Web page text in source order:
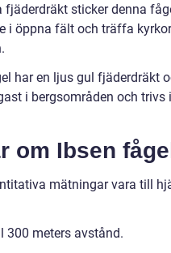
fjäderdräkt sticker denna
i öppna fält och träffa
har en ljus gul fjäderdräkt
i bergsområden och trivs
om Ibsen
mätningar vara till
300 meters avstånd.